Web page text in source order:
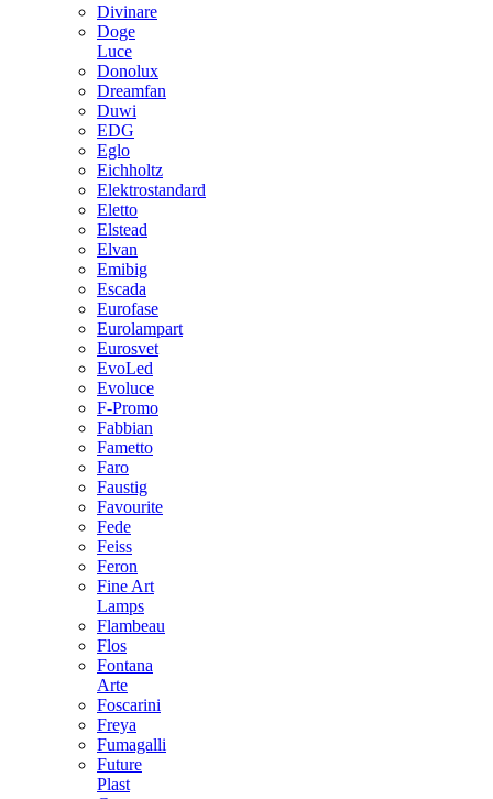
Divinare
Doge
Luce
Donolux
Dreamfan
Duwi
EDG
Eglo
Eichholtz
Elektrostandard
Eletto
Elstead
Elvan
Emibig
Escada
Eurofase
Eurolampart
Eurosvet
EvoLed
Evoluce
F-Promo
Fabbian
Fametto
Faro
Faustig
Favourite
Fede
Feiss
Feron
Fine Art
Lamps
Flambeau
Flos
Fontana
Arte
Foscarini
Freya
Fumagalli
Future
Plast